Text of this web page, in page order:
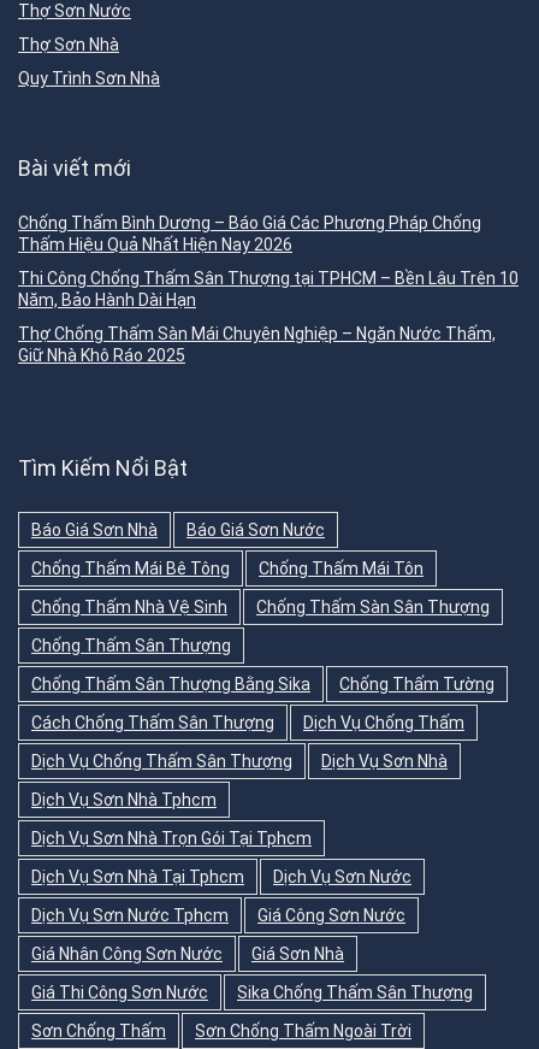
Thợ Sơn Nước
Thợ Sơn Nhà
Quy Trình Sơn Nhà
Bài viết mới
Chống Thấm Bình Dương – Báo Giá Các Phương Pháp Chống
Thấm Hiệu Quả Nhất Hiện Nay 2026
Thi Công Chống Thấm Sân Thượng tại TPHCM – Bền Lâu Trên 10
Năm, Bảo Hành Dài Hạn
Thợ Chống Thấm Sàn Mái Chuyên Nghiệp – Ngăn Nước Thấm,
Giữ Nhà Khô Ráo 2025
Tìm Kiếm Nổi Bật
Báo Giá Sơn Nhà
Báo Giá Sơn Nước
Chống Thấm Mái Bê Tông
Chống Thấm Mái Tôn
Chống Thấm Nhà Vệ Sinh
Chống Thấm Sàn Sân Thượng
Chống Thấm Sân Thượng
Chống Thấm Sân Thượng Bằng Sika
Chống Thấm Tường
Cách Chống Thấm Sân Thượng
Dịch Vụ Chống Thấm
Dịch Vụ Chống Thấm Sân Thượng
Dịch Vụ Sơn Nhà
Dịch Vụ Sơn Nhà Tphcm
Dịch Vụ Sơn Nhà Trọn Gói Tại Tphcm
Dịch Vụ Sơn Nhà Tại Tphcm
Dịch Vụ Sơn Nước
Dịch Vụ Sơn Nước Tphcm
Giá Công Sơn Nước
Giá Nhân Công Sơn Nước
Giá Sơn Nhà
Giá Thi Công Sơn Nước
Sika Chống Thấm Sân Thượng
Sơn Chống Thấm
Sơn Chống Thấm Ngoài Trời